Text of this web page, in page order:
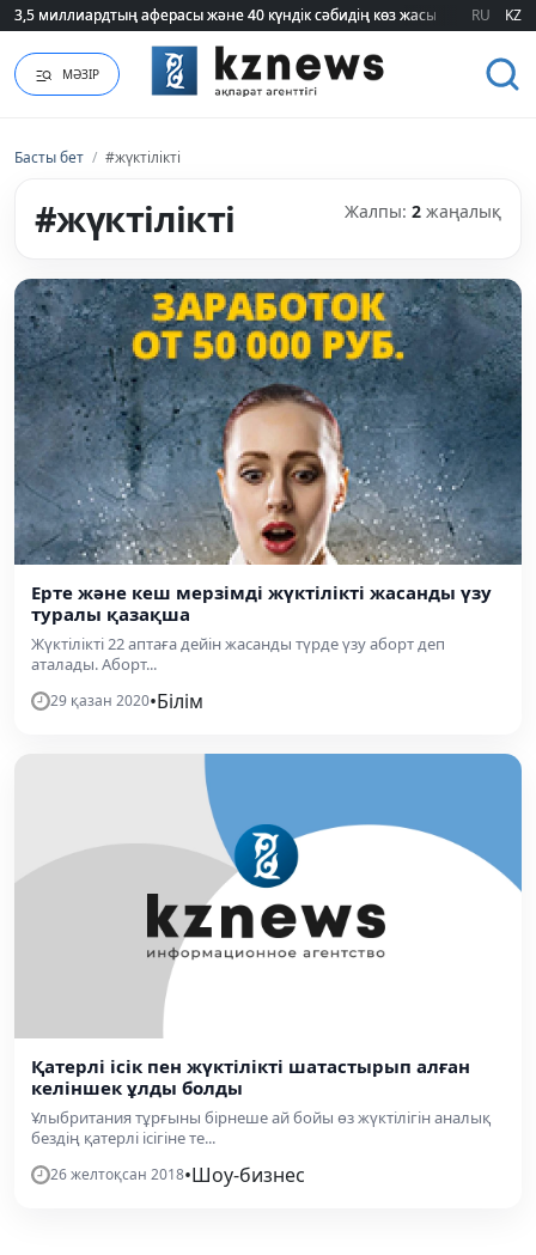
3,5 миллиардтың аферасы және 40 күндік сәбидің көз жасы:
3,5 миллиардтың аферасы және 40 күндік сәбидің көз жасы: RU KZ
МӘЗІР
Басты бет / #жүктілікті
#жүктілікті Жалпы: 2 жаңалық
Ерте және кеш мерзімді жүктілікті жасанды үзу
туралы қазақша
Жүктілікті 22 аптаға дейін жасанды түрде үзу аборт деп
аталады. Аборт...
29 қазан 2020•Білім
Қатерлі ісік пен жүктілікті шатастырып алған
келіншек ұлды болды
Ұлыбритания тұрғыны бірнеше ай бойы өз жүктілігін аналық
бездің қатерлі ісігіне те...
26 желтоқсан 2018•Шоу-бизнес